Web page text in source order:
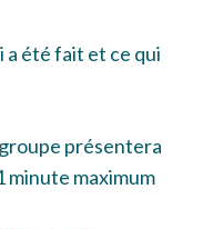
a été fait et ce qui
présentera
minute maximum